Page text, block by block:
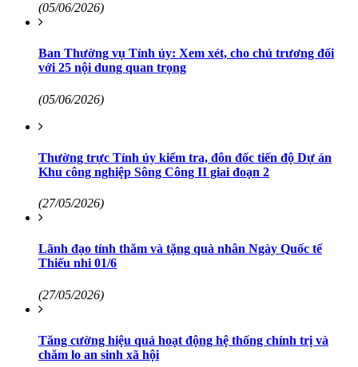
(05/06/2026)
Ban Thường vụ Tỉnh ủy: Xem xét, cho chủ trương đối
với 25 nội dung quan trọng
(05/06/2026)
Thường trực Tỉnh ủy kiểm tra, đôn đốc tiến độ Dự án
Khu công nghiệp Sông Công II giai đoạn 2
(27/05/2026)
Lãnh đạo tỉnh thăm và tặng quà nhân Ngày Quốc tế
Thiếu nhi 01/6
(27/05/2026)
Tăng cường hiệu quả hoạt động hệ thống chính trị và
chăm lo an sinh xã hội